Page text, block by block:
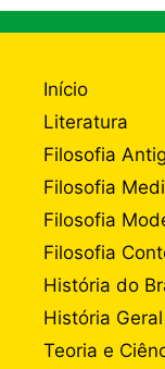
Início
Literatura
Filosofia
Filosofia
Filosofia
Filosofia
História do
História Geral
Teoria e